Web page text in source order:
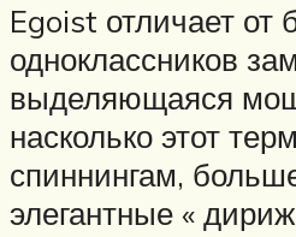
Egoist отличает от
одноклассников
выделяющаяся
насколько этот
спиннингам,
элегантные «